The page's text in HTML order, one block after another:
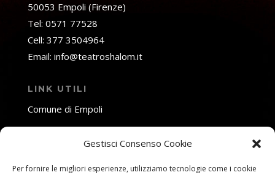
Gestisci Consenso Cookie
Per fornire le migliori esperienze, utilizziamo tecnologie come i cookie
50053 Empoli (Firenze)
Tel: 0571 77528
Cell: 377 3504964
Email: info@teatroshalom.it
LINK UTILI
Comune di Empoli
SOCIAL NETWORK